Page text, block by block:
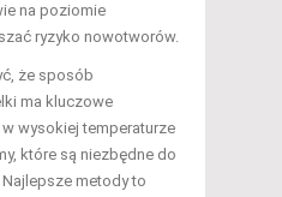
na poziomie
ryzyko nowotworów.
że sposób
ma kluczowe
wysokiej temperaturze
które są niezbędne do
metody to